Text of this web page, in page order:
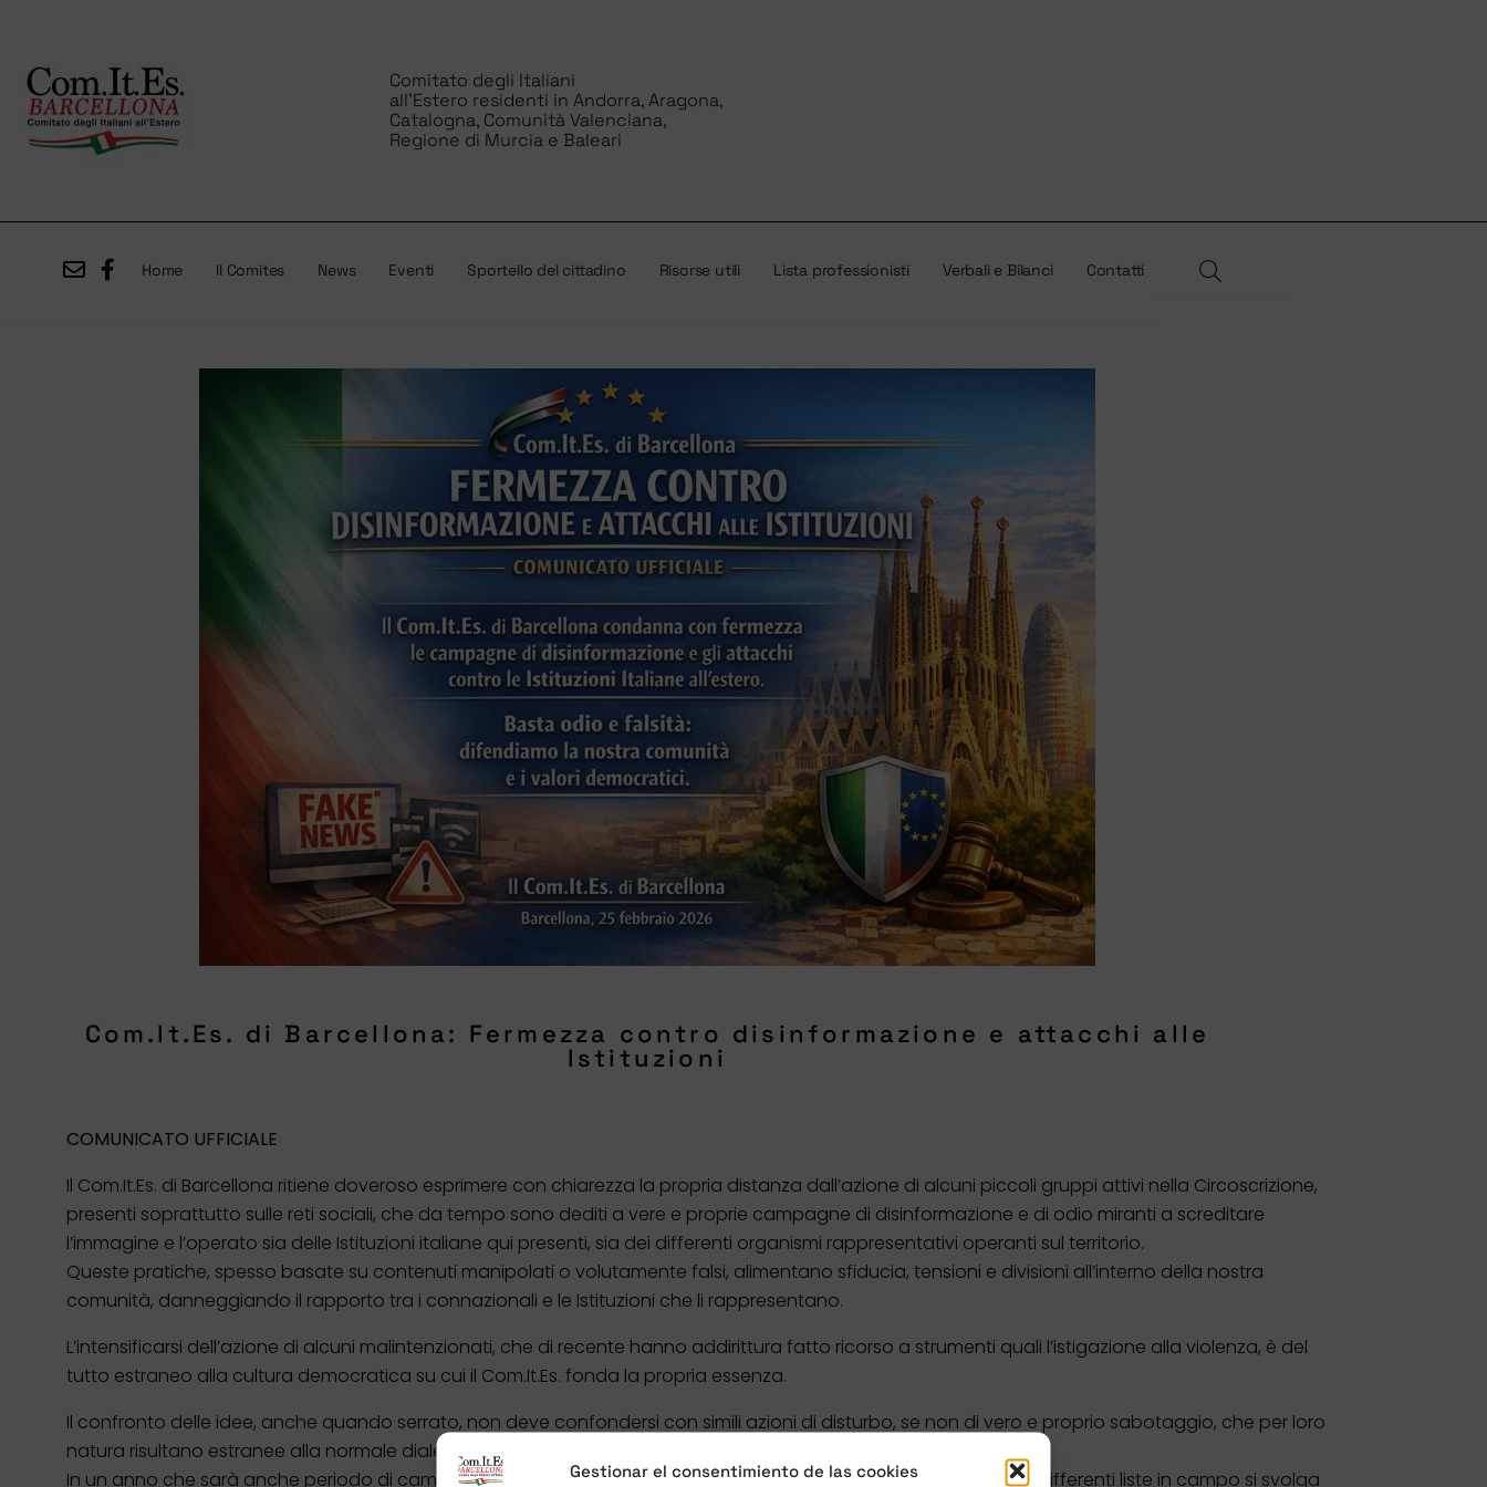
Gestionar el consentimiento de las cookies
Comitato degli Italiani
all’Estero residenti in Andorra, Aragona,
Catalogna, Comunità Valenciana,
Regione di Murcia e Baleari
Home Il Comites News Eventi Sportello del cittadino Risorse utili Lista professionisti Verbali e Bilanci Contatti
Com.It.Es. di Barcellona: Fermezza contro disinformazione e attacchi alle
Istituzioni
COMUNICATO UFFICIALE
Il Com.It.Es. di Barcellona ritiene doveroso esprimere con chiarezza la propria distanza dall’azione di alcuni piccoli gruppi attivi nella Circoscrizione,
presenti soprattutto sulle reti sociali, che da tempo sono dediti a vere e proprie campagne di disinformazione e di odio miranti a screditare
l’immagine e l’operato sia delle Istituzioni italiane qui presenti, sia dei differenti organismi rappresentativi operanti sul territorio.
Queste pratiche, spesso basate su contenuti manipolati o volutamente falsi, alimentano sfiducia, tensioni e divisioni all’interno della nostra
comunità, danneggiando il rapporto tra i connazionali e le Istituzioni che li rappresentano.
L’intensificarsi dell’azione di alcuni malintenzionati, che di recente hanno addirittura fatto ricorso a strumenti quali l’istigazione alla violenza, è del
tutto estraneo alla cultura democratica su cui il Com.It.Es. fonda la propria essenza.
Il confronto delle idee, anche quando serrato, non deve confondersi con simili azioni di disturbo, se non di vero e proprio sabotaggio, che per loro
natura risultano estranee alla normale dialettica democratica.
In un anno che sarà anche periodo di campagna elettorale, ilCom.It.Es.si augura che il normale confronto tra le differenti liste in campo si svolga